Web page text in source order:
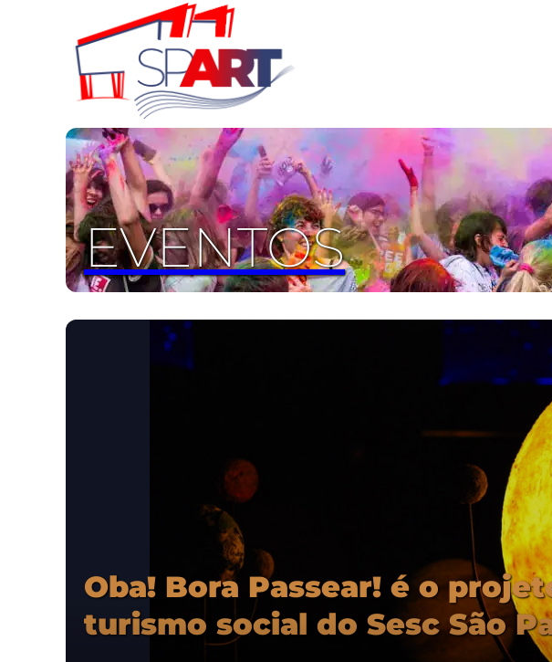
EVENTOS
Oba! Bora Passear! é o
turismo social do Sesc São